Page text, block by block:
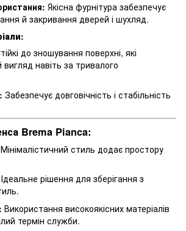
Якісна фурнітура забезпечує
й закривання дверей і шухляд.
до зношування поверхні, які
вигляд навіть за тривалого
Забезпечує довговічність і стабільність
Brema Pianca:
Мінімалістичний стиль додає простору
Ідеальне рішення для зберігання з
Використання високоякісних матеріалів
термін служби.